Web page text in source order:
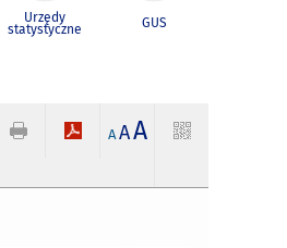
Urzędy
statystyczne GUS
A AA